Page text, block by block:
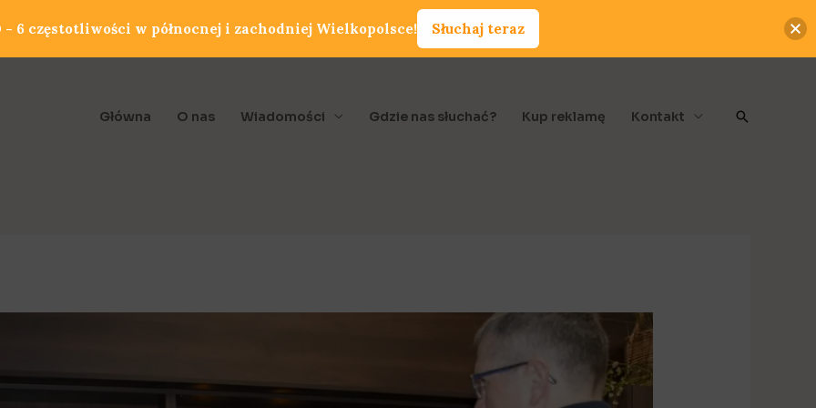
Główna O nas Wiadomości Gdzie nas słuchać? Kup reklamę Kontakt Szukaj
6 częstotliwości w północnej i zachodniej Wielkopolsce! Słuchaj teraz